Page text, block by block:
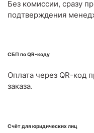
Без комиссии, сразу
подтверждения
СБП по QR-коду
Оплата через QR-код
заказа.
Счёт для юридических лиц